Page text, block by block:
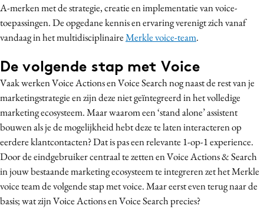
Media
Merkstrategie
PR
Programmatic
Purpose Marketing
Reputatie & crisis
A-merken met de strategie, creatie en implementatie van voice-
toepassingen. De opgedane kennis en ervaring verenigt zich vanaf
vandaag in het multidisciplinaireMerkle voice-team.
De volgende stap met Voice
Vaak werken Voice Actions en Voice Search nog naast de rest van je
marketingstrategie en zijn deze niet geïntegreerd in het volledige
marketing ecosysteem. Maar waarom een ‘stand alone’ assistent
bouwen als je de mogelijkheid hebt deze te laten interacteren op
eerdere klantcontacten? Dat is pas een relevante 1-op-1 experience.
Door de eindgebruiker centraal te zetten en Voice Actions & Search
in jouw bestaande marketing ecosysteem te integreren zet het Merkle
voice team de volgende stap met voice. Maar eerst even terug naar de
basis; wat zijn Voice Actions en Voice Search precies?